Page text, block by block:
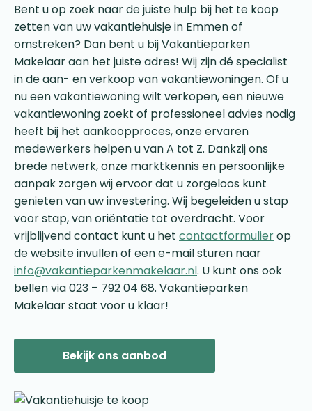
Bent u op zoek naar de juiste hulp bij het te koop
zetten van uw vakantiehuisje in Emmen of
omstreken? Dan bent u bij Vakantieparken
Makelaar aan het juiste adres! Wij zijn dé specialist
in de aan- en verkoop van vakantiewoningen. Of u
nu een vakantiewoning wilt verkopen, een nieuwe
vakantiewoning zoekt of professioneel advies nodig
heeft bij het aankoopproces, onze ervaren
medewerkers helpen u van A tot Z. Dankzij ons
brede netwerk, onze marktkennis en persoonlijke
aanpak zorgen wij ervoor dat u zorgeloos kunt
genieten van uw investering. Wij begeleiden u stap
voor stap, van oriëntatie tot overdracht. Voor
vrijblijvend contact kunt u het contactformulierop
de website invullen of een e-mail sturen naar
info@vakantieparkenmakelaar.nl. U kunt ons ook
bellen via 023 – 792 04 68. Vakantieparken
Makelaar staat voor u klaar!
Bekijk ons aanbod